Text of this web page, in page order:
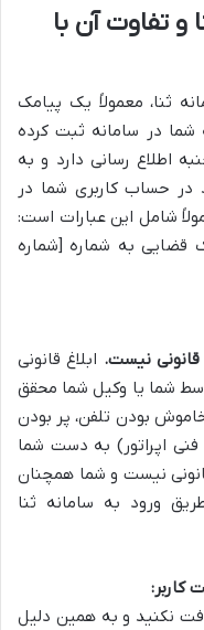
و تفاوت آن با
ثنا، معمولاً یک پیامک
شما در سامانه ثبت کرده
اطلاع رسانی دارد و به
حساب کاربری شما در
شامل این عبارات است:
قضایی به شماره [شماره
نیست. ابلاغ قانونی
شما یا وکیل شما محقق
بودن تلفن، پر بودن
اپراتور) به دست شما
نیست و شما همچنان
ورود به سامانه ثنا
کاربر:
نکنید و به همین دلیل